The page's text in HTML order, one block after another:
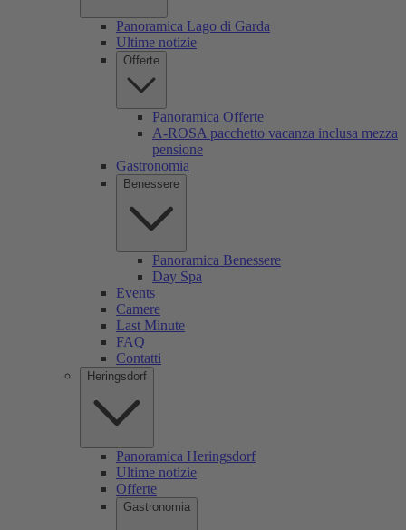
Panoramica Lago di Garda
Ultime notizie
Offerte
Panoramica Offerte
A-ROSA pacchetto vacanza inclusa mezza
pensione
Gastronomia
Benessere
Panoramica Benessere
Day Spa
Events
Camere
Last Minute
FAQ
Contatti
Heringsdorf
Panoramica Heringsdorf
Ultime notizie
Offerte
Gastronomia